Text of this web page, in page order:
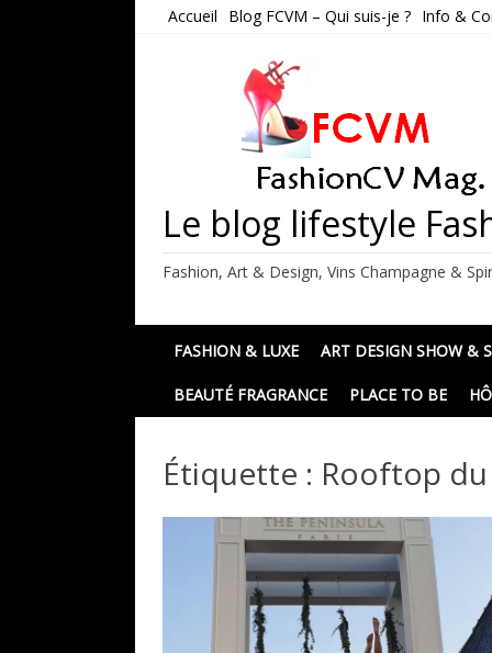
Accueil Blog FCVM – Qui suis-je ? Info &
Le blog lifestyle
Fashion, Art & Design, Vins Champagne &
FASHION & LUXE ART DESIGN SHOW &
BEAUTÉ FRAGRANCE PLACE TO BE
Étiquette : Rooftop du